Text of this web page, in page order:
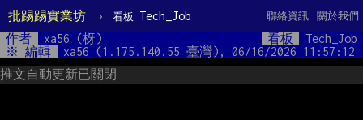
批踢踢實業坊 › 看板 Tech_Job 關於我們
聯絡資訊
作者 xa56 (枒) 看板
Tech_Job
※ 編輯
xa56 (1.175.140.55 臺灣), 06/16/2026 11:57:12
推文自動更新已關閉